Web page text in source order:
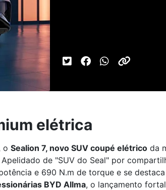
elétrica
o Sealion 7, novo SUV coupé elétrico da
de "SUV do Seal" por
e 690 N.m de torque e se
BYD Allma, o lançamento